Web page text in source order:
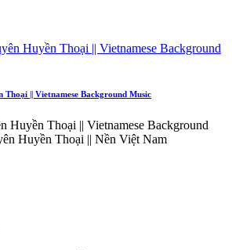
|| Vietnamese Background Music
Huyền Thoại || Vietnamese Background
Huyền Thoại || Nền Việt Nam